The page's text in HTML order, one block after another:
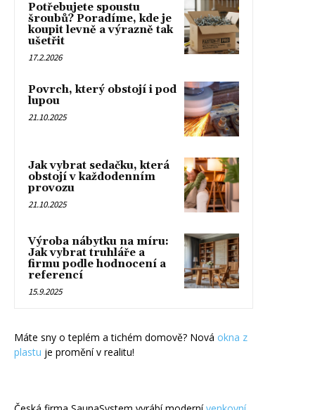
Potřebujete spoustu
šroubů? Poradíme, kde je
koupit levně a výrazně tak
ušetřit
17.2.2026
Povrch, který obstojí i pod
lupou
21.10.2025
Jak vybrat sedačku, která
obstojí v každodenním
provozu
21.10.2025
Výroba nábytku na míru:
Jak vybrat truhláře a
firmu podle hodnocení a
referencí
15.9.2025
Máte sny o teplém a tichém domově? Nová okna z
plastu je promění v realitu!